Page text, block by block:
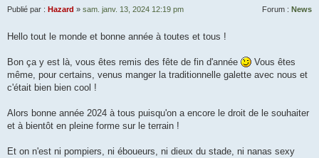
Publié par : Hazard » sam. janv. 13, 2024 12:19 pm Forum : News
Hello tout le monde et bonne année à toutes et tous !
Bon ça y est là, vous êtes remis des fête de fin d'année
Vous êtes
même, pour certains, venus manger la traditionnelle galette avec nous et
c'était bien bien cool !
Alors bonne année 2024 à tous puisqu'on a encore le droit de le souhaiter
et à bientôt en pleine forme sur le terrain !
Et on n'est ni pompiers, ni éboueurs, ni dieux du stade, ni nanas sexy